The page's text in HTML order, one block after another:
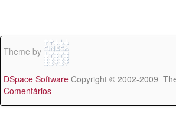
Theme by
DSpace Software Copyright © 2002-2009
Comentários